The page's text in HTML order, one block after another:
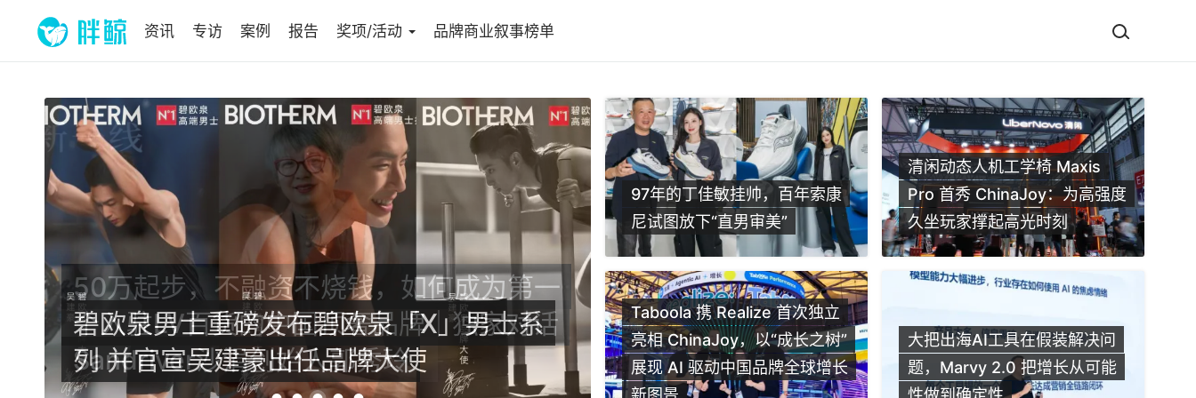
资讯 专访 案例 报告 奖项/活动 品牌商业叙事榜单
50万起步，不融资不烧钱，如何成为第一
个入驻LV百货的中国顶奢品牌｜独家对话
Sandriver沙涓创始人郭秀玲
一张星空照片破圈海外，苏州老板以实拍
替代硬广，营收超3亿
97年的丁佳敏挂帅，百年索康
尼试图放下“直男审美”
清闲动态人机工学椅 Maxis
Pro 首秀 ChinaJoy：为高强度
久坐玩家撑起高光时刻
Taboola 携 Realize 首次独立
亮相 ChinaJoy，以“成长之树”
展现 AI 驱动中国品牌全球增长
新图景
大把出海AI工具在假装解决问
题，Marvy 2.0 把增长从可能
性做到确定性